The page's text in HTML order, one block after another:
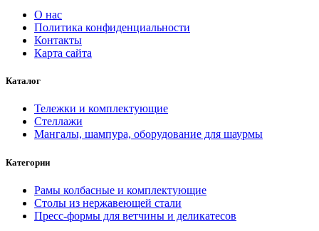
О нас
Политика конфиденциальности
Контакты
Карта сайта
Каталог
Тележки и комплектующие
Стеллажи
Мангалы, шампура, оборудование для шаурмы
Категории
Рамы колбасные и комплектующие
Столы из нержавеющей стали
Пресс-формы для ветчины и деликатесов